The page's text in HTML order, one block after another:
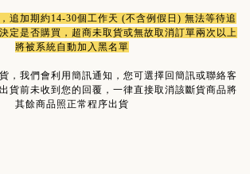
，追加期約14-30個工作天 (不含例假日) 無法等待追
定是否購買，超商未取貨或無故取消訂單兩次以上
將被系統自動加入黑名單
，我們會利用簡訊通知，您可選擇回簡訊或聯絡客
貨前未收到您的回覆，一律直接取消該斷貨商品將
其餘商品照正常程序出貨